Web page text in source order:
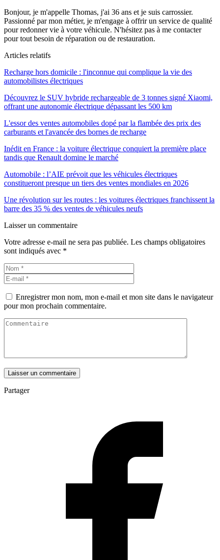
Bonjour, je m'appelle Thomas, j'ai 36 ans et je suis carrossier.
Passionné par mon métier, je m'engage à offrir un service de qualité
pour redonner vie à votre véhicule. N'hésitez pas à me contacter
pour tout besoin de réparation ou de restauration.
Articles relatifs
Recharge hors domicile : l'inconnue qui complique la vie des
automobilistes électriques
Découvrez le SUV hybride rechargeable de 3 tonnes signé Xiaomi,
offrant une autonomie électrique dépassant les 500 km
L'essor des ventes automobiles dopé par la flambée des prix des
carburants et l'avancée des bornes de recharge
Inédit en France : la voiture électrique conquiert la première place
tandis que Renault domine le marché
Automobile : l’AIE prévoit que les véhicules électriques
constitueront presque un tiers des ventes mondiales en 2026
Une révolution sur les routes : les voitures électriques franchissent la
barre des 35 % des ventes de véhicules neufs
Laisser un commentaire
Votre adresse e-mail ne sera pas publiée. Les champs obligatoires
sont indiqués avec *
Enregistrer mon nom, mon e-mail et mon site dans le navigateur
pour mon prochain commentaire.
Partager